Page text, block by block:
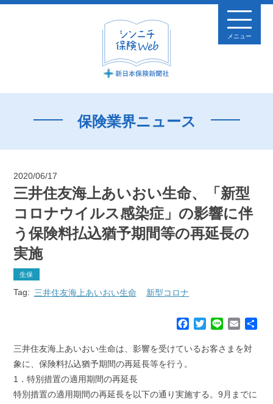
メニュー
保険業界ニュース
2020/06/17
三井住友海上あいおい生命、「新型
コロナウイルス感染症」の影響に伴
う保険料払込猶予期間等の再延長の
実施
生保
Tag: 三井住友海上あいおい生命 新型コロナ
c
o
T
i
r
n
E
a
三井住友海上あいおい生命は、影響を受けているお客さまを対
象に、保険料払込猶予期間の再延長等を行う。
1．特別措置の適用期間の再延長
特別措置の適用期間の再延長を以下の通り実施する。9月までに